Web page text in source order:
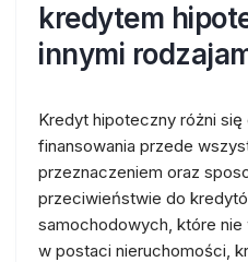
kredytem
innymi
Kredyt hipoteczny różni
finansowania przede
przeznaczeniem oraz
przeciwieństwie do
samochodowych, które
w postaci nieruchomości,